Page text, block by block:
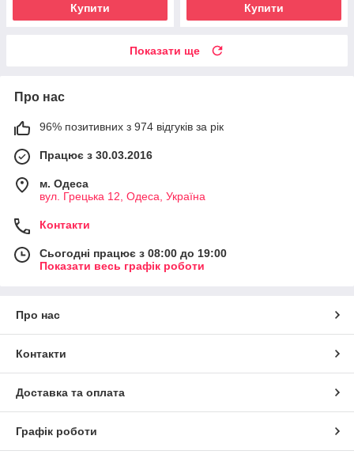
Купити Купити
Показати ще
Про нас
96% позитивних з 974 відгуків за рік
Працює з 30.03.2016
м. Одеса
вул. Грецька 12, Одеса, Україна
Контакти
Сьогодні працює з 08:00 до 19:00
Показати весь графік роботи
Про нас
Контакти
Доставка та оплата
Графік роботи